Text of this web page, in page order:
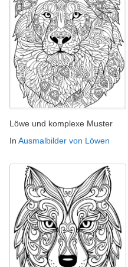
Löwe und komplexe Muster
In Ausmalbilder von Löwen